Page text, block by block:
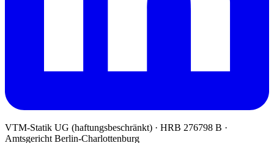
VTM-Statik UG (haftungsbeschränkt) · HRB 276798 B ·
Amtsgericht Berlin-Charlottenburg